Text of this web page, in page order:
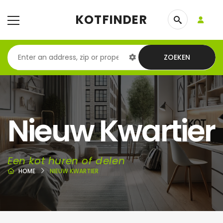
KOTFINDER
ZOEKEN
Nieuw Kwartier
Een kot huren of delen
HOME NIEUW KWARTIER